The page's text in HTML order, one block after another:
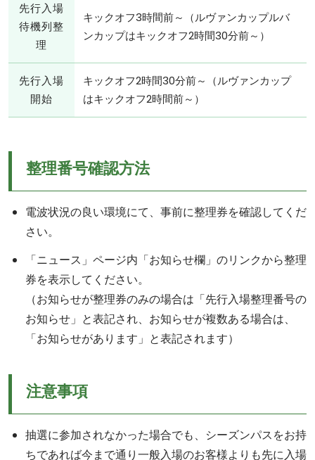
先行入場
待機列整
理
キックオフ3時間前～（ルヴァンカップルバ
ンカップはキックオフ2時間30分前～）
先行入場
開始
キックオフ2時間30分前～（ルヴァンカップ
はキックオフ2時間前～）
整理番号確認方法
電波状況の良い環境にて、事前に整理券を確認してくだ
さい。
「ニュース」ページ内「お知らせ欄」のリンクから整理
券を表示してください。
（お知らせが整理券のみの場合は「先行入場整理番号の
お知らせ」と表記され、お知らせが複数ある場合は、
「お知らせがあります」と表記されます）
注意事項
抽選に参加されなかった場合でも、シーズンパスをお持
ちであれば今まで通り一般入場のお客様よりも先に入場